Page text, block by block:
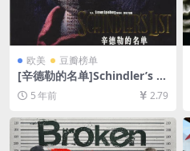
欧美 豆瓣榜单
[辛德勒的名单]Schindler’s Li
st (1993)[百度网盘+迅雷云盘
资源1080P超清未删减][MP4/
12GB][中英字幕]
5 年前 2.79